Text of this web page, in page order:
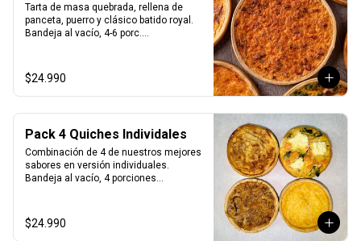
Tarta de masa quebrada, rellena de
panceta, puerro y clásico batido royal.
Bandeja al vacío, 4-6 porc.
$24.990
Pack 4 Quiches Individales
Combinación de 4 de nuestros mejores
sabores en versión individuales.
Bandeja al vacío, 4 porciones
$24.990